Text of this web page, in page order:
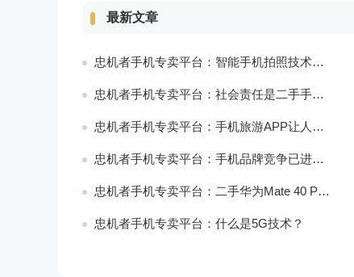
最新文章
忠机者手机专卖平台：智能手机拍照技术将不断升级，成为手机行业的重要趋势
忠机者手机专卖平台：社会责任是二手手机市场的使命和价值所在
忠机者手机专卖平台：手机旅游APP让人们轻松出行
忠机者手机专卖平台：手机品牌竞争已进入新阶段
忠机者手机专卖平台：二手华为Mate 40 Pro市场价格持续下跌
忠机者手机专卖平台：什么是5G技术？